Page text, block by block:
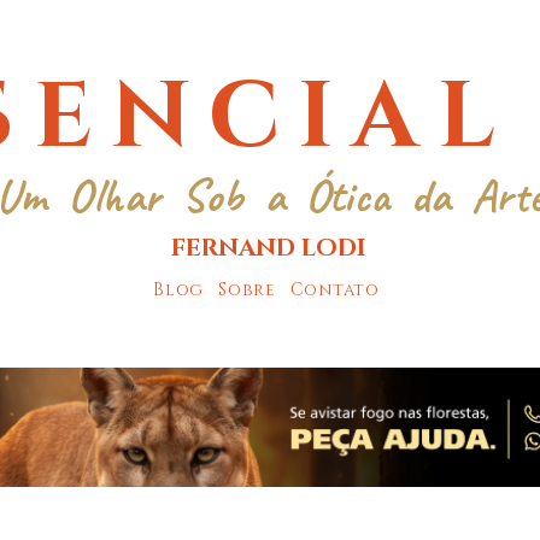
Olhar Sob a Ótica da
FERNAND LODI
Blog Sobre Contato